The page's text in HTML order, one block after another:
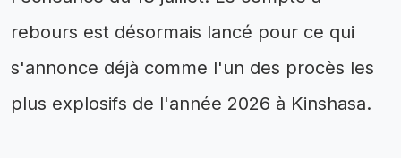
rebours est désormais lancé pour ce qui
s'annonce déjà comme l'un des procès les
plus explosifs de l'année 2026 à Kinshasa.